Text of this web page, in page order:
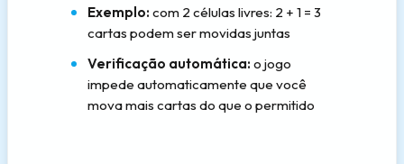
Exemplo: com 2 células livres: 2 + 1 = 3
cartas podem ser movidas juntas
Verificação automática: o jogo
impede automaticamente que você
mova mais cartas do que o permitido